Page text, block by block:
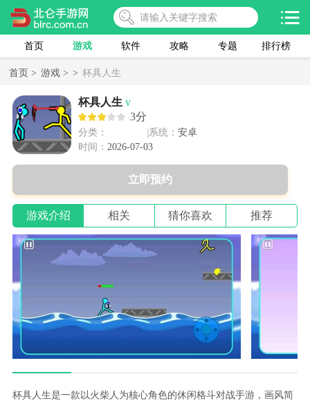
首页 游戏 软件 攻略 专题 排行榜
首页 > 游戏 > > 杯具人生
杯具人生 v
3分
分类： 系统： 安卓
时间： 2026-07-03
立即预约
游戏介绍 相关 猜你喜欢 推荐
杯具人生是一款以火柴人为核心角色的休闲格斗对战手游，画风简